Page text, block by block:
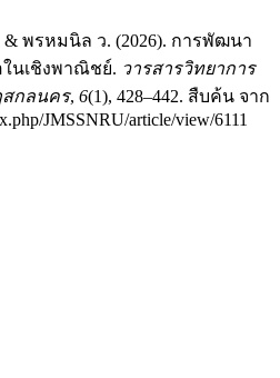
& พรหมนิล ว. (2026). การพัฒนา
นเชิงพาณิชย์. วารสารวิทยาการ
สกลนคร, 6(1), 428–442. สืบค้น จาก
JMSSNRU/article/view/6111